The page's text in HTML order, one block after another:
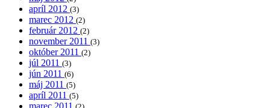
apríl 2012 (3)
marec 2012 (2)
február 2012 (2)
november 2011 (3)
október 2011 (2)
júl 2011 (3)
jún 2011 (6)
máj 2011 (5)
apríl 2011 (5)
marec 2011